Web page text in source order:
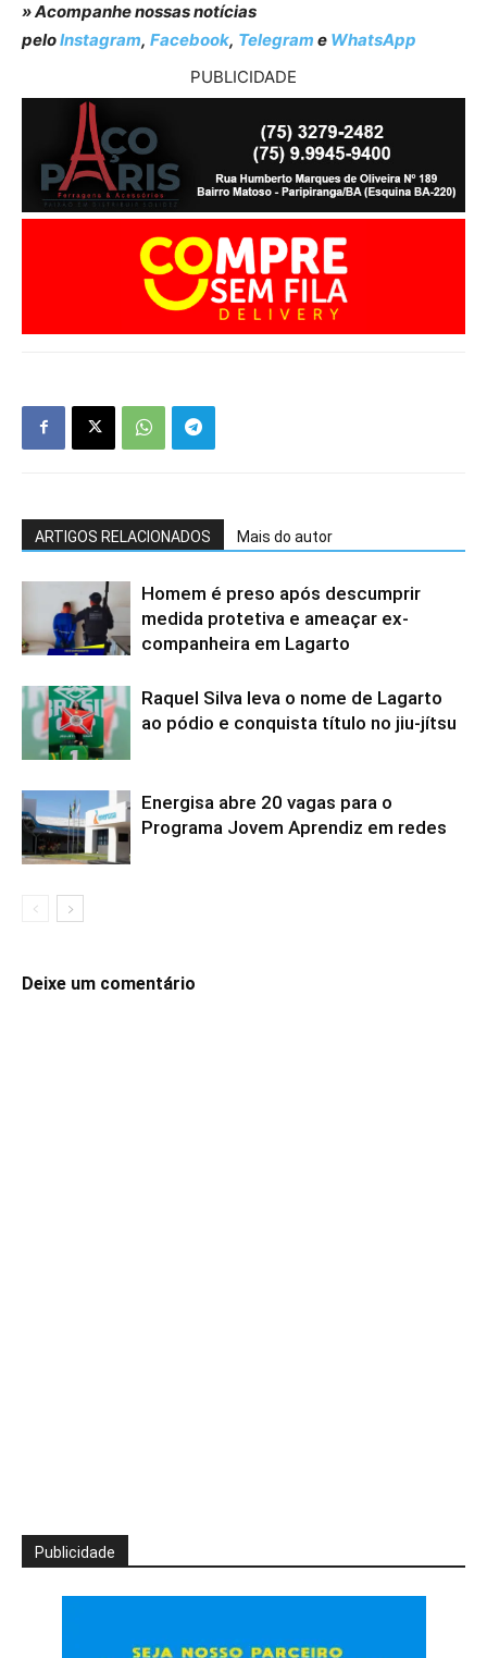
» Acompanhe nossas notícias
peloInstagram, Facebook, Telegram e WhatsApp
PUBLICIDADE
ARTIGOS RELACIONADOS Mais do autor
Homem é preso após descumprir
medida protetiva e ameaçar ex-
companheira em Lagarto
Raquel Silva leva o nome de Lagarto
ao pódio e conquista título no jiu-jítsu
Energisa abre 20 vagas para o
Programa Jovem Aprendiz em redes
Deixe um comentário
Publicidade